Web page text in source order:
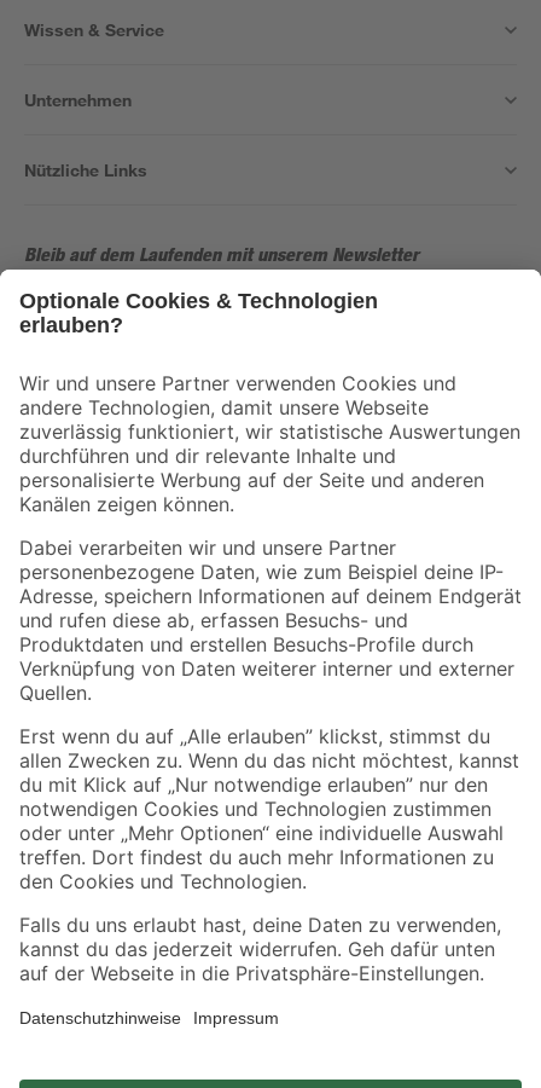
Wissen & Service
Unternehmen
Nützliche Links
Bleib auf dem Laufenden mit unserem Newsletter
Der toom Newsletter: Keine Angebote und Aktionen mehr verpassen!
Folge uns
Zahlungsarten Versandarten
Sicher einkaufen
Jetzt die toom-App herunterladen
Alle Preisangaben in EUR inkl. gesetzl. MwSt.. Die dargestellten Angebote sind unter
Umständen nicht in allen Märkten verfügbar. Die angegebenen Verfügbarkeiten beziehen
sich auf den unter "Mein Markt" ausgewählten toom Baumarkt. Alle Angebote und
*Paketversand ab 59 € versandkostenfrei, gilt nicht für Artikel mit Speditionsversand, hier
fallen zusätzliche Versandkosten an.